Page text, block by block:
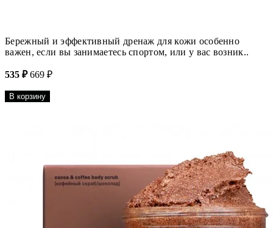
Бережный и эффективный дренаж для кожи особенно
важен, если вы занимаетесь спортом, или у вас возник..
535 ₽ 669 ₽
В корзину